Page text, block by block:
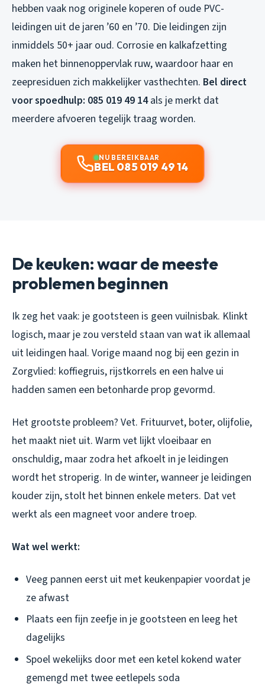
hebben vaak nog originele koperen of oude PVC-
leidingen uit de jaren ’60 en ’70. Die leidingen zijn
inmiddels 50+ jaar oud. Corrosie en kalkafzetting
maken het binnenoppervlak ruw, waardoor haar en
zeepresiduen zich makkelijker vasthechten. Bel direct
voor spoedhulp: 085 019 49 14als je merkt dat
meerdere afvoeren tegelijk traag worden.
NU BEREIKBAAR
BEL 085 019 49 14
De keuken: waar de meeste
problemen beginnen
Ik zeg het vaak: je gootsteen is geen vuilnisbak. Klinkt
logisch, maar je zou versteld staan van wat ik allemaal
uit leidingen haal. Vorige maand nog bij een gezin in
Zorgvlied: koffiegruis, rijstkorrels en een halve ui
hadden samen een betonharde prop gevormd.
Het grootste probleem? Vet. Frituurvet, boter, olijfolie,
het maakt niet uit. Warm vet lijkt vloeibaar en
onschuldig, maar zodra het afkoelt in je leidingen
wordt het stroperig. In de winter, wanneer je leidingen
kouder zijn, stolt het binnen enkele meters. Dat vet
werkt als een magneet voor andere troep.
Wat wel werkt:
Veeg pannen eerst uit met keukenpapier voordat je
ze afwast
Plaats een fijn zeefje in je gootsteen en leeg het
dagelijks
Spoel wekelijks door met een ketel kokend water
gemengd met twee eetlepels soda